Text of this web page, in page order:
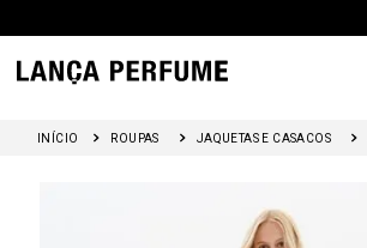
ROUPAS JAQUETAS E CASACOS